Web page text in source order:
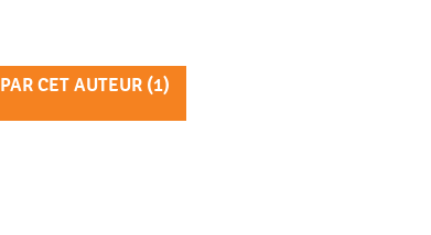
CET AUTEUR (1)